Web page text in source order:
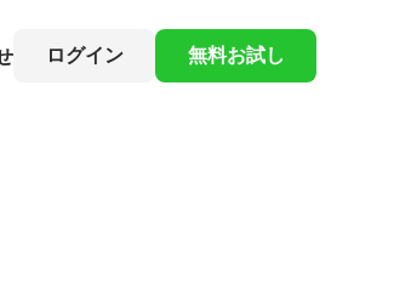
ログイン 無料お試し